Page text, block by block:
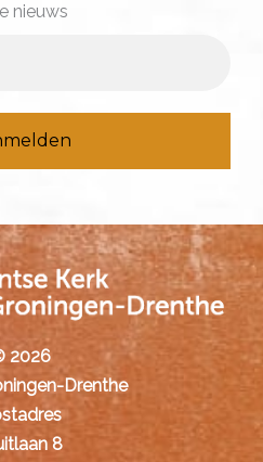
nieuws
2026
Drenthe
8